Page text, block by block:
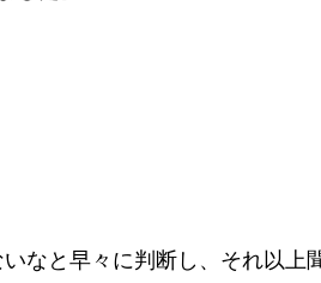
なと早々に判断し、それ以上